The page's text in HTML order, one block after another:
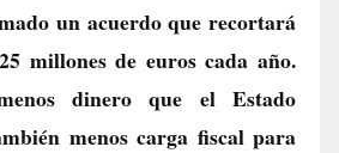
un acuerdo que recortará
millones de euros cada año.
dinero que el Estado
menos carga fiscal para